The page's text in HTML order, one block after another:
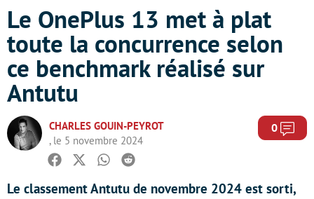
Le OnePlus 13 met à plat
toute la concurrence selon
ce benchmark réalisé sur
Antutu
CHARLES GOUIN-PEYROT
, le 5 novembre 2024
0
Facebook
TwitterWhatsapp
Reddit
Le classement Antutu de novembre 2024 est sorti,